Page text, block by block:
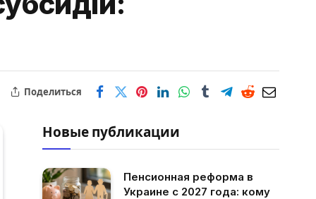
Поделиться
Новые публикации
Пенсионная реформа в
Украине с 2027 года: кому